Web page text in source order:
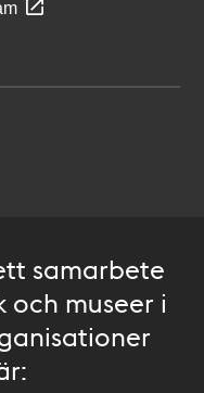
samarbete
och museer i